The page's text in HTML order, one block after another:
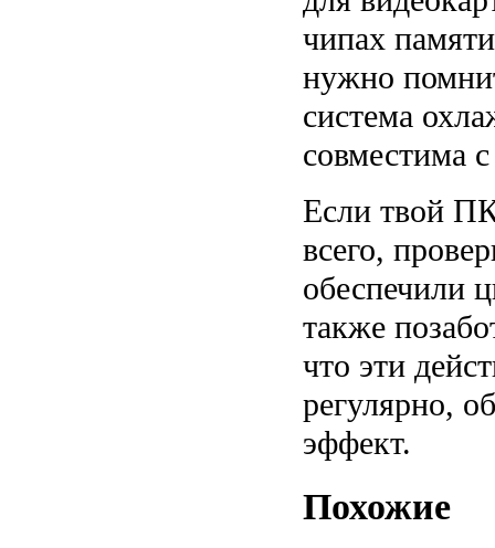
чипах
нужно
система
совместима
Если твой
всего,
обеспечили
также
что эти
регулярно,
эффект.
Похожие